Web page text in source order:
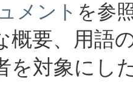
メント を参
概要、用語
を対象にし